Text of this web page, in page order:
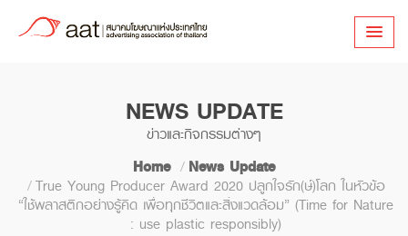
NEWS UPDATE
ข่าวและกิจกรรมต่างๆ
Home
News Update
True Young Producer Award 2020 ปลูกใจรัก(ษ์)โลก ในหัวข้อ
“ใช้พลาสติกอย่างรู้คิด เพื่อทุกชีวิตและสิ่งแวดล้อม” (Time for Nature
: use plastic responsibly)